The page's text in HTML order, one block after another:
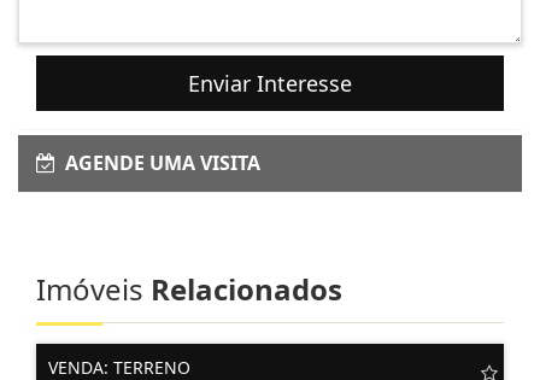
Enviar Interesse
AGENDE UMA VISITA
Imóveis Relacionados
VENDA: TERRENO